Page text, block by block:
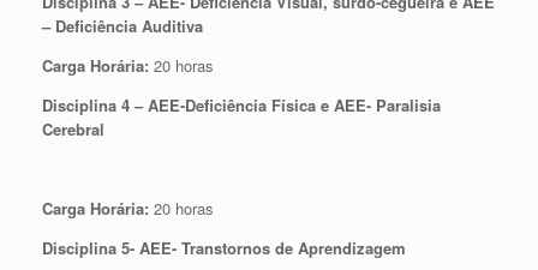
– Deficiência Auditiva
Carga Horária: 20 horas
Disciplina 4 – AEE-Deficiência Física e AEE- Paralisia
Cerebral
Carga Horária: 20 horas
Disciplina 5- AEE- Transtornos de Aprendizagem